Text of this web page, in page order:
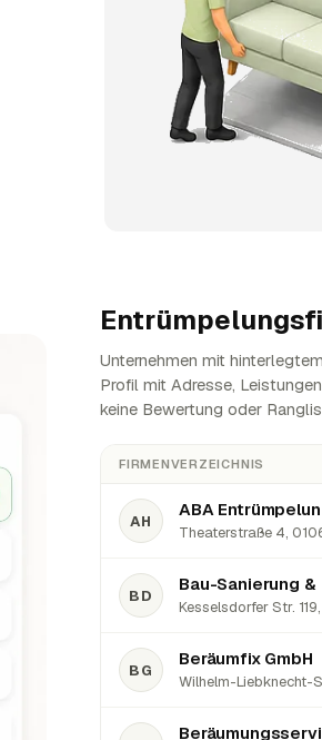
Unternehmen mit
Profil mit Adresse,
keine Bewertung oder
FIRMENVERZEICHNIS
AH
Theaterstraße 4,
BD
Bau-Sanierung
Kesselsdorfer Str.
BG
Beräumfix GmbH
Wilhelm-Liebknecht-